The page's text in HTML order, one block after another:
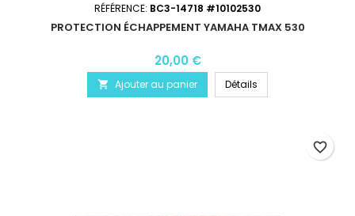
RÉFÉRENCE: BC3-14718 #10102530
PROTECTION ÉCHAPPEMENT YAMAHA TMAX 530
20,00 €
 Ajouter au panier Détails
favorite_border